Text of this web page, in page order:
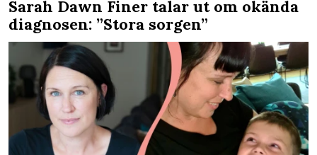
Sarah Dawn Finer talar ut om okända
diagnosen: ”Stora sorgen”